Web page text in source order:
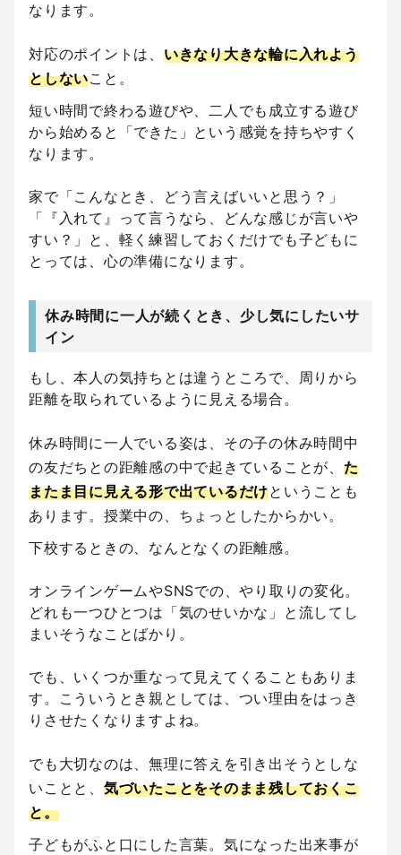
なります。
対応のポイントは、 いきなり大きな輪に入れよう
としないこと。
短い時間で終わる遊びや、二人でも成立する遊び
から始めると「できた」という感覚を持ちやすく
なります。
家で「こんなとき、どう言えばいいと思う？」
「『入れて』って言うなら、どんな感じが言いや
すい？」と、軽く練習しておくだけでも子どもに
とっては、心の準備になります。
休み時間に一人が続くとき、少し気にしたいサ
イン
もし、本人の気持ちとは違うところで、周りから
距離を取られているように見える場合。
休み時間に一人でいる姿は、その子の休み時間中
の友だちとの距離感の中で起きていることが、 た
またま目に見える形で出ているだけということも
あります。授業中の、ちょっとしたからかい。
下校するときの、なんとなくの距離感。
オンラインゲームやSNSでの、やり取りの変化。
どれも一つひとつは「気のせいかな」と流してし
まいそうなことばかり。
でも、いくつか重なって見えてくることもありま
す。こういうとき親としては、つい理由をはっき
りさせたくなりますよね。
でも大切なのは、無理に答えを引き出そうとしな
いことと、 気づいたことをそのまま残しておくこ
と。
子どもがふと口にした言葉。気になった出来事が